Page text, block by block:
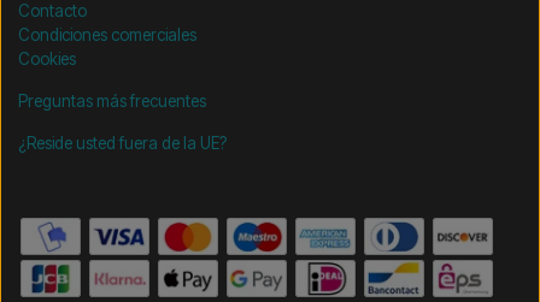
Contacto
Condiciones comerciales
Cookies
Preguntas más frecuentes
¿Reside usted fuera de la UE?